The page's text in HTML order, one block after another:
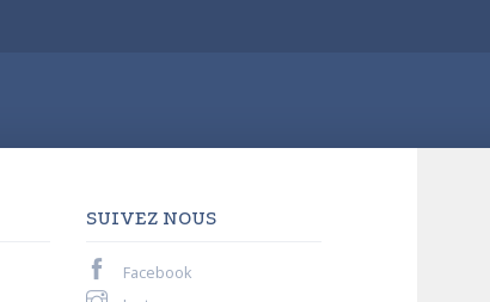
SUIVEZ NOUS
Facebook